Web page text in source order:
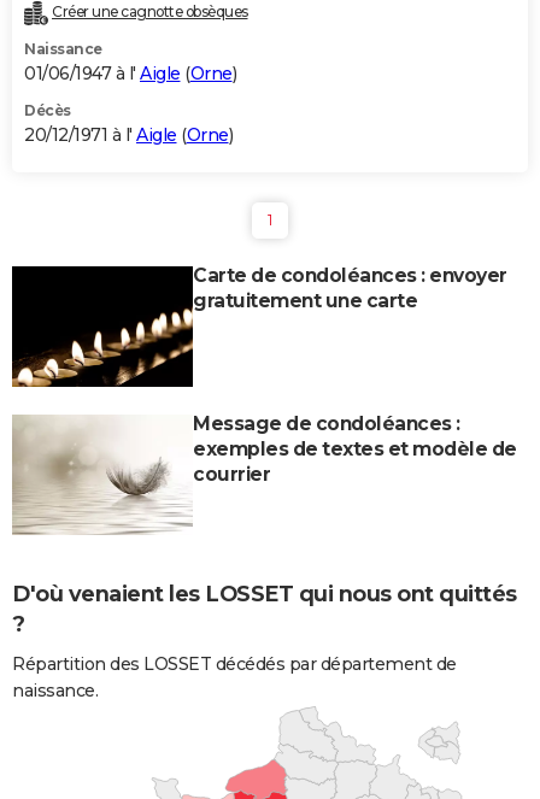
Créer une cagnotte obsèques
Naissance
01/06/1947 à l' Aigle (Orne)
Décès
20/12/1971 à l' Aigle (Orne)
1
Carte de condoléances : envoyer
gratuitement une carte
Message de condoléances :
exemples de textes et modèle de
courrier
D'où venaient les LOSSET qui nous ont quittés
?
Répartition des LOSSET décédés par département de
naissance.